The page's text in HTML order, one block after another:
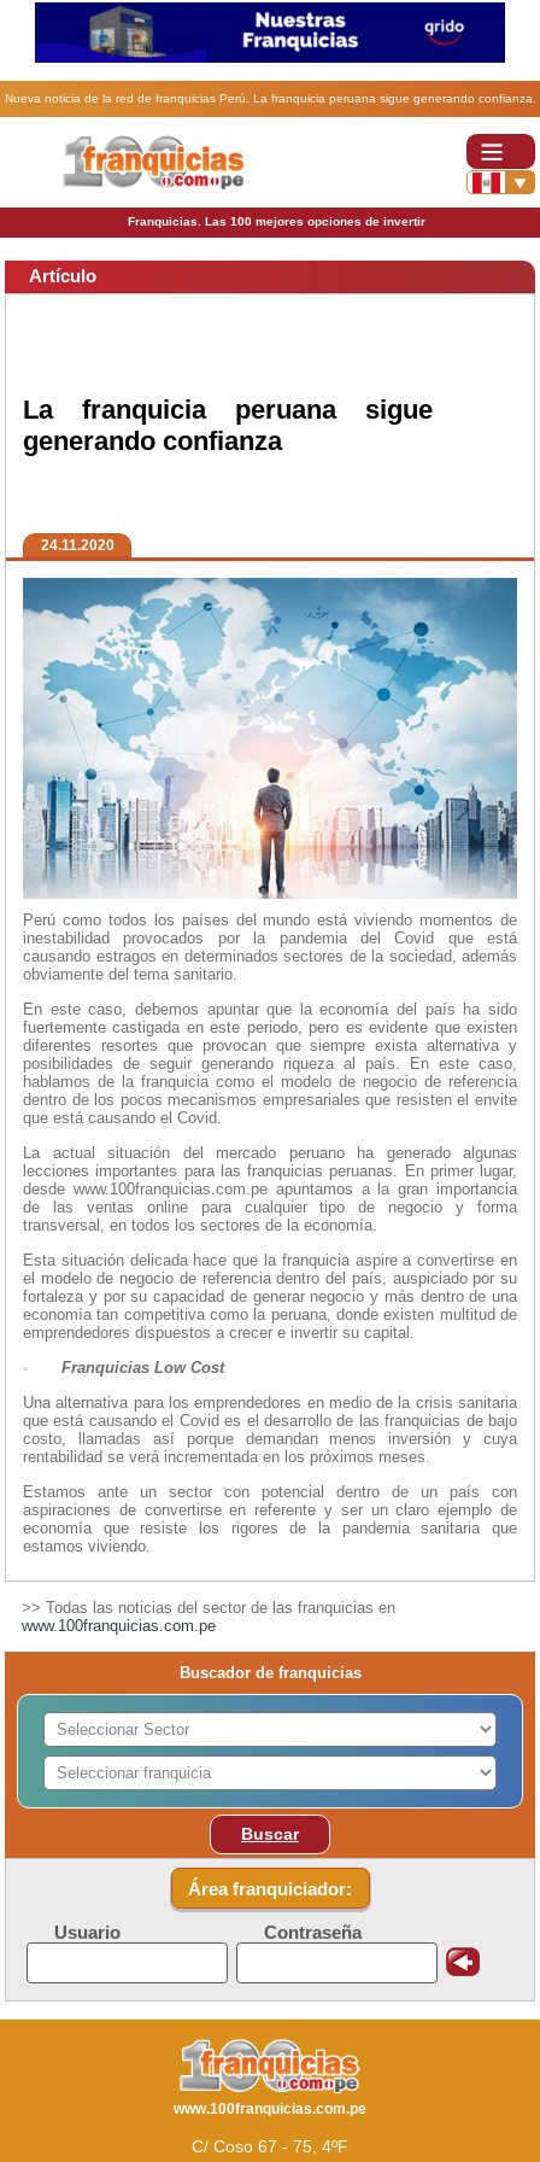
Nueva noticia de la red de franquicias Perú. La franquicia peruana sigue generando confianza.
Franquicias. Las 100 mejores opciones de invertir
Artículo
La franquicia peruana sigue
generando confianza
24.11.2020
Perú como todos los países del mundo está viviendo momentos de
inestabilidad provocados por la pandemia del Covid que está
causando estragos en determinados sectores de la sociedad, además
obviamente del tema sanitario.
En este caso, debemos apuntar que la economía del país ha sido
fuertemente castigada en este periodo, pero es evidente que existen
diferentes resortes que provocan que siempre exista alternativa y
posibilidades de seguir generando riqueza al país. En este caso,
hablamos de la franquicia como el modelo de negocio de referencia
dentro de los pocos mecanismos empresariales que resisten el envite
que está causando el Covid.
La actual situación del mercado peruano ha generado algunas
lecciones importantes para las franquicias peruanas. En primer lugar,
desde www.100franquicias.com.pe apuntamos a la gran importancia
de las ventas online para cualquier tipo de negocio y forma
transversal, en todos los sectores de la economía.
Esta situación delicada hace que la franquicia aspire a convertirse en
el modelo de negocio de referencia dentro del país, auspiciado por su
fortaleza y por su capacidad de generar negocio y más dentro de una
economía tan competitiva como la peruana, donde existen multitud de
emprendedores dispuestos a crecer e invertir su capital.
· Franquicias Low Cost
Una alternativa para los emprendedores en medio de la crisis sanitaria
que está causando el Covid es el desarrollo de las franquicias de bajo
costo, llamadas así porque demandan menos inversión y cuya
rentabilidad se verá incrementada en los próximos meses.
Estamos ante un sector con potencial dentro de un país con
aspiraciones de convertirse en referente y ser un claro ejemplo de
economía que resiste los rigores de la pandemia sanitaria que
estamos viviendo.
>> Todas las noticias del sector de las franquicias en
www.100franquicias.com.pe
Buscador de franquicias
Buscar
Área franquiciador:
Usuario Contraseña
www.100franquicias.com.pe
C/ Coso 67 - 75, 4ºF